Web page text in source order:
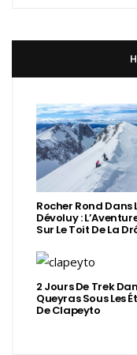
Rocher Rond Dans
Dévoluy :
Sur Le Toit De La
2 Jours De Trek
Queyras Sous Les
De Clapeyto